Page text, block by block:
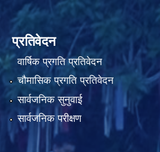
प्रतिवेदन
वार्षिक प्रगति प्रतिवेदन
चौमासिक प्रगति प्रतिवेदन
सार्वजनिक सुनुवाई
सार्वजनिक परीक्षण